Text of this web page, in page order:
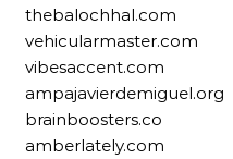
thebalochhal.com
vehicularmaster.com
vibesaccent.com
ampajavierdemiguel.org
brainboosters.co
amberlately.com